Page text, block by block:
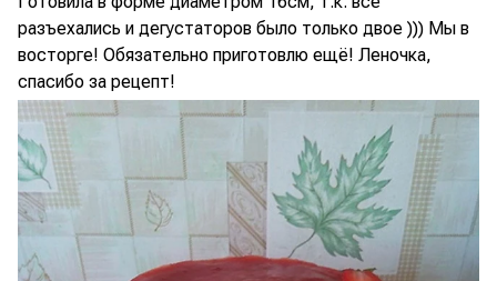
разъехались и дегустаторов было только двое ))) Мы в
восторге! Обязательно приготовлю ещё! Леночка,
спасибо за рецепт!